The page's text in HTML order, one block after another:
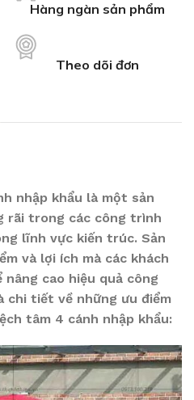
Hàng ngàn sản phẩm
Theo dõi đơn
nhập khẩu là một sản
rãi trong các công trình
lĩnh vực kiến trúc. Sản
và lợi ích mà các khách
cao hiệu quả công
chi tiết về những ưu điểm
tâm 4 cánh nhập khẩu: